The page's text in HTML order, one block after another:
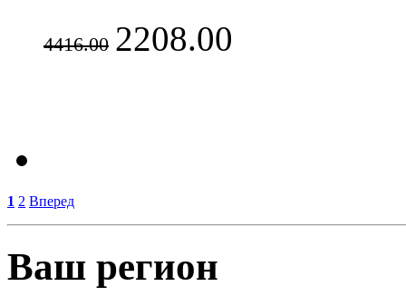
4416.00 2208.00
1 2 Вперед
Ваш регион